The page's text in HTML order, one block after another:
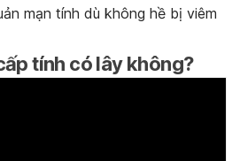
mạn tính dù không hề bị viêm
tính có lây không?